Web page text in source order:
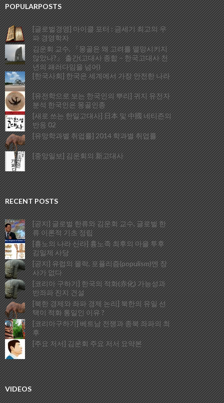
POPULARPOSTS
[글로벌경영] 마이클 포터 : 금세기 최고의 우
파 경영학자
김운회 교수, 『몽골은 왜 고려를 멸망시키지
않았나?』 출간(고대사 종합 – 한국고대사 천
년의 패러다임을 넘어)
[한국사회] 한국은 세계에서 가장 안전한 나라
[유전학으로 보는 한국인의 뿌리] 귀지 유전자
분석 한국인은 몽골인종
[새로 쓰는 한일고대사] 日本 및 中國 네티즌의
반응 02
[유망학과별 취업률] 2014 학과별 취업률
[중앙일보] 김운회의 新고대사
RECENT POSTS
[공지] 글로벌 한류와 김운회 교수, 글로벌 한
류 이론적 기초 정립
[흉노의 나라 신라] 흉노족 최후의 마을 투후
김일제 사당
[공지] 유럽의 몰락, 포퓰리즘(populism)엔 장
사가 없다
[코리아 구하기] 한국의 적화(赤化) 가능성과
반좌파 진지 건설
[북한 경제와 좌파 경제 논리] 북한의 유일 선
택이 적화 통일인 이유 ?
[코리아구하기] 베트남 전쟁과 종북 좌파의 최
후
[주요 저서] 김운회 주요 저서 요약본
VIDEOS